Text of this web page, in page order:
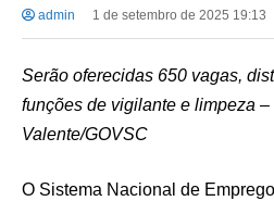
admin 1 de setembro de 2025 19:13
Serão oferecidas 650 vagas,
funções de vigilante e limpeza
Valente/GOVSC
O Sistema Nacional de